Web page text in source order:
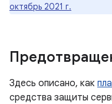
октябрь 2021 г.
Здесь описано, как
средства защиты